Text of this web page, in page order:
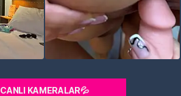
CANLI KAMERALAR💦